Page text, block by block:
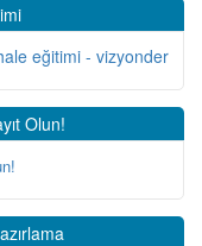
Olun!